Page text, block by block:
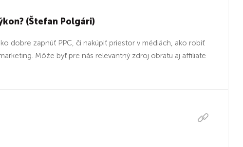
(Štefan Polgári)
dobre zapnúť PPC, či nakúpiť priestor v médiách, ako robiť
Môže byť pre nás relevantný zdroj obratu aj affiliate